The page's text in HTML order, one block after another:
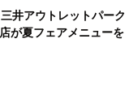
井アウトレットパーク
が夏フェアメニューを